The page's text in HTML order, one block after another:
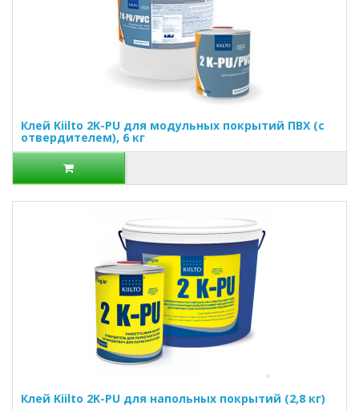
Клей Kiilto 2K-PU для модульных покрытий ПВХ (с
отвердителем), 6 кг
Клей Kiilto 2K-PU для напольных покрытий (2,8 кг)